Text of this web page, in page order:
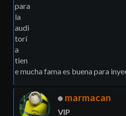
para
la
audi
torí
a
tien
e mucha fama es buena para
marmacan
VIP